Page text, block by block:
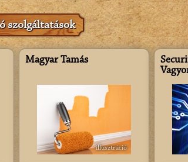
szolgáltatások
Magyar Tamás
illusztráció